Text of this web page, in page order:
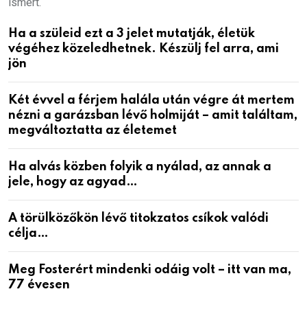
Ha a szüleid ezt a 3 jelet mutatják, életük
végéhez közeledhetnek. Készülj fel arra, ami
jön
Két évvel a férjem halála után végre át mertem
nézni a garázsban lévő holmiját – amit találtam,
megváltoztatta az életemet
Ha alvás közben folyik a nyálad, az annak a
jele, hogy az agyad…
A törülközőkön lévő titokzatos csíkok valódi
célja…
Meg Fosterért mindenki odáig volt – itt van ma,
77 évesen